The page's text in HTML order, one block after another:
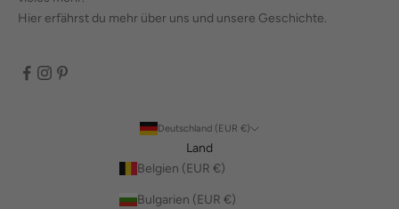
Hier erfährst du mehr über uns und unsere Geschichte.
Deutschland (EUR €)
Land
Belgien (EUR €)
Bulgarien (EUR €)